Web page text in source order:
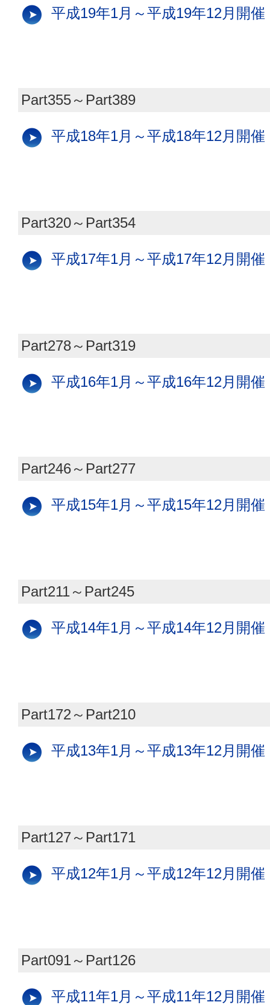
平成19年1月～平成19年12月開催
Part355～Part389
平成18年1月～平成18年12月開催
Part320～Part354
平成17年1月～平成17年12月開催
Part278～Part319
平成16年1月～平成16年12月開催
Part246～Part277
平成15年1月～平成15年12月開催
Part211～Part245
平成14年1月～平成14年12月開催
Part172～Part210
平成13年1月～平成13年12月開催
Part127～Part171
平成12年1月～平成12年12月開催
Part091～Part126
平成11年1月～平成11年12月開催